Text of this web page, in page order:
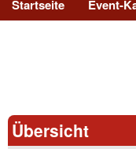
Main menu
Startseite Event-
Übersicht